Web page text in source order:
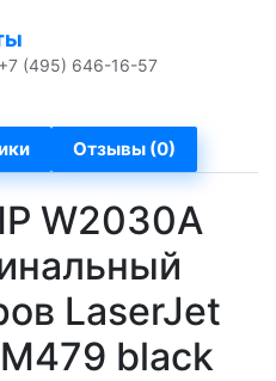
(495) 646-16-57
Отзывы (0)
W2030A
LaserJet
black